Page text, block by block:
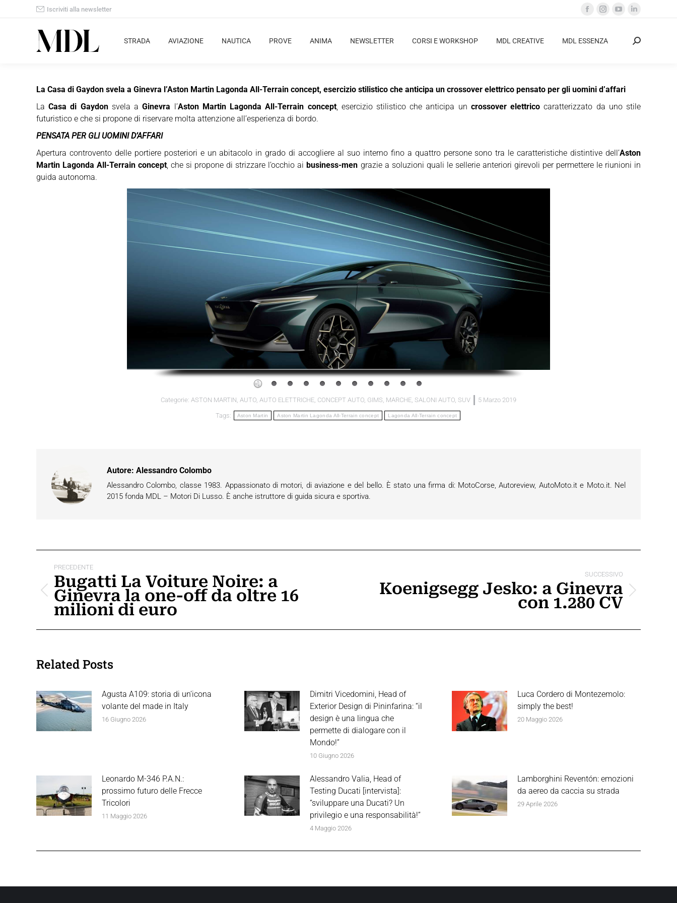
Iscriviti alla newsletter
Facebook
opens
Instagram
opens
YouTube
opens
Linkedin
opens
STRADA AVIAZIONE NAUTICA PROVE ANIMA NEWSLETTER CORSI E WORKSHOP MDL CREATIVE MDL ESSENZA Cerca:
La Casa di Gaydon svela a Ginevra l’Aston Martin Lagonda All-Terrain concept, esercizio stilistico che anticipa un crossover elettrico pensato per gli uomini d’affari
LaCasa di Gaydonsvela aGinevra l’Aston Martin Lagonda All-Terrain concept, esercizio stilistico che anticipa un crossover elettrico caratterizzato da uno stile
futuristico e che si propone di riservare molta attenzione all’esperienza di bordo.
PENSATA PER GLI UOMINI D’AFFARI
Apertura controvento delle portiere posteriori e un abitacolo in grado di accogliere al suo interno fino a quattro persone sono tra le caratteristiche distintive dell’Aston
Martin Lagonda All-Terrain concept, che si propone di strizzare l’occhio aibusiness-men grazie a soluzioni quali le sellerie anteriori girevoli per permettere le riunioni in
guida autonoma.
Categorie: ASTON MARTIN, AUTO, AUTO ELETTRICHE, CONCEPT AUTO, GIMS, MARCHE, SALONI AUTO, SUV 5 Marzo 2019
Tags: Aston Martin Aston Martin Lagonda All-Terrain concept Lagonda All-Terrain concept
Autore: Alessandro Colombo
Alessandro Colombo, classe 1983. Appassionato di motori, di aviazione e del bello. È stato una firma di: MotoCorse, Autoreview, AutoMoto.it e Moto.it. Nel
2015 fonda MDL – Motori Di Lusso. È anche istruttore di guida sicura e sportiva.
post
PRECEDENTE
Post
precedente:
Bugatti La Voiture Noire: a
Ginevra la one-off da oltre 16
milioni di euro
SUCCESSIVO
ProssimoKoenigsegg Jesko: a Ginevra
con 1.280 CV
Related Posts
Agusta A109: storia di un’icona
volante del made in Italy
16 Giugno 2026
Dimitri Vicedomini, Head of
Exterior Design di Pininfarina: “il
design è una lingua che
permette di dialogare con il
Mondo!”
10 Giugno 2026
Luca Cordero di Montezemolo:
simply the best!
20 Maggio 2026
Leonardo M-346 P.A.N.:
prossimo futuro delle Frecce
Tricolori
11 Maggio 2026
Alessandro Valia, Head of
Testing Ducati [intervista]:
“sviluppare una Ducati? Un
privilegio e una responsabilità!”
4 Maggio 2026
Lamborghini Reventón: emozioni
da aereo da caccia su strada
29 Aprile 2026